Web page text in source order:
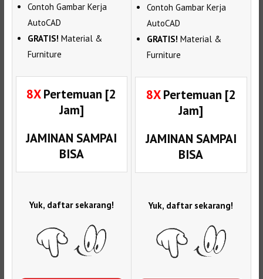
Contoh Gambar Kerja
AutoCAD
GRATIS! Material &
Furniture
8XPertemuan [2
Jam]
JAMINAN SAMPAI
BISA
Yuk, daftar sekarang!
Contoh Gambar Kerja
AutoCAD
GRATIS! Material &
Furniture
8XPertemuan [2
Jam]
JAMINAN SAMPAI
BISA
Yuk, daftar sekarang!